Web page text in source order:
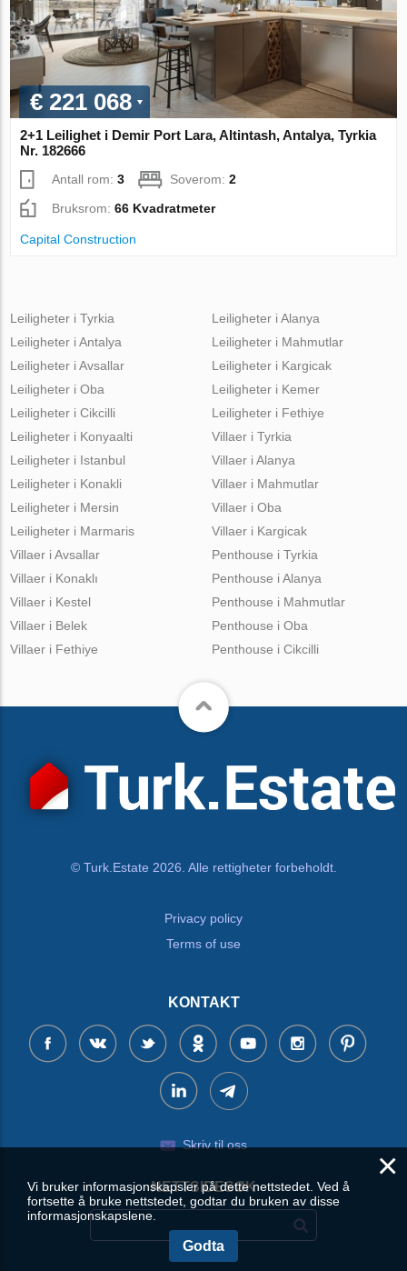
€ 221 068
2+1 Leilighet i Demir Port Lara, Altintash, Antalya, Tyrkia
Nr. 182666
Antall rom:3 Soverom:2
Bruksrom:66 Kvadratmeter
Capital Construction
Leiligheter i Tyrkia
Leiligheter i Antalya
Leiligheter i Avsallar
Leiligheter i Oba
Leiligheter i Cikcilli
Leiligheter i Alanya
Leiligheter i Mahmutlar
Leiligheter i Kargicak
Leiligheter i Kemer
Leiligheter i Fethiye
Leiligheter i Konyaalti
Leiligheter i Istanbul
Leiligheter i Konakli
Leiligheter i Mersin
Leiligheter i Marmaris
Villaer i Tyrkia
Villaer i Alanya
Villaer i Mahmutlar
Villaer i Oba
Villaer i Kargicak
Villaer i Avsallar
Villaer i Konaklı
Villaer i Kestel
Villaer i Belek
Villaer i Fethiye
Penthouse i Tyrkia
Penthouse i Alanya
Penthouse i Mahmutlar
Penthouse i Oba
Penthouse i Cikcilli
© Turk.Estate 2026. Alle rettigheter forbeholdt.
Privacy policy
Terms of use
KONTAKT
Skriv til oss
NETTSIDESØK
×
Vi bruker informasjonskapsler på dette nettstedet. Ved å
fortsette å bruke nettstedet, godtar du bruken av disse
informasjonskapslene.
Godta